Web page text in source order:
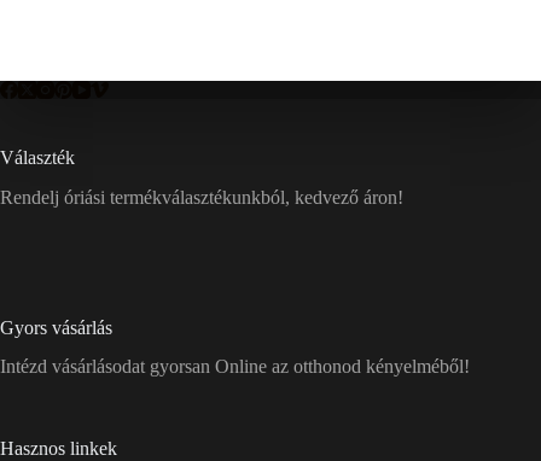
Választék
Rendelj óriási termékválasztékunkból, kedvező áron!
Gyors vásárlás
Intézd vásárlásodat gyorsan Online az otthonod kényelméből!
Hasznos linkek